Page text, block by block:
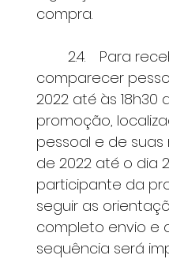
compra.
comparecer
2022 até às
promoção,
pessoal e de
de 2022 até o dia
participante da
seguir as
completo envio e
sequência será